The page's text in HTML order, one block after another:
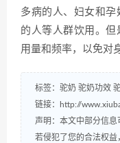
多病的人、妇女和
的人等人群饮用。
用量和频率，以免对
标签： 驼奶 驼奶功效
链接：
http://
声明：本文中部分信息
若侵犯了您的合法权益